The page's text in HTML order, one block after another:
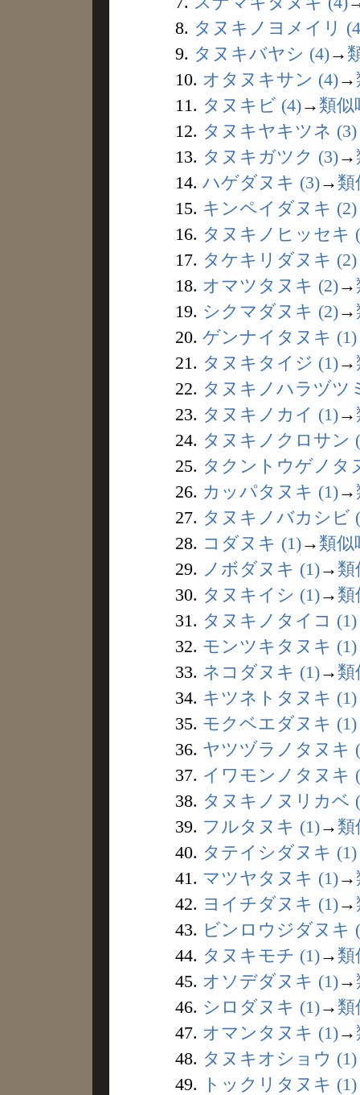
8. タヌキノヨメイリ
9. タヌキバヤシ (4)→
10. オタヌキサン (4)→
11. タヌキビ (4)→ 類似
12. タヌキヤキツネ (3)
13. タヌキガツク (3)→
14. ハゲダヌキ (3)→ 類
15. キンペイダヌキ (2)
16. タヌキノヒッセキ
17. タケキリダヌキ (2)
18. オマツタヌキ (2)→
19. シクマダヌキ (2)→
20. ゲンナイタヌキ (1)
21. タヌキタイジ (1)→
22. タヌキノハラヅツ
23. タヌキノカイ (1)→
24. タヌキノクロサン
25. タクントウゲノタ
26. カッパタヌキ (1)→
27. タヌキノバカシビ
28. コダヌキ (1)→ 類似
29. ノボダヌキ (1)→ 類
30. タヌキイシ (1)→ 類
31. タヌキノタイコ (1)
32. モンツキタヌキ (1)
33. ネコダヌキ (1)→ 類
34. キツネトタヌキ (1)
35. モクベエダヌキ (1)
36. ヤツヅラノタヌキ
37. イワモンノタヌキ
38. タヌキノヌリカベ
39. フルタヌキ (1)→ 類
40. タテイシダヌキ (1)
41. マツヤタヌキ (1)→
42. ヨイチダヌキ (1)→
43. ビンロウジダヌキ
44. タヌキモチ (1)→ 類
45. オソデダヌキ (1)→
46. シロダヌキ (1)→ 類
47. オマンタヌキ (1)→
48. タヌキオショウ (1)
49.
トックリタヌキ (1)